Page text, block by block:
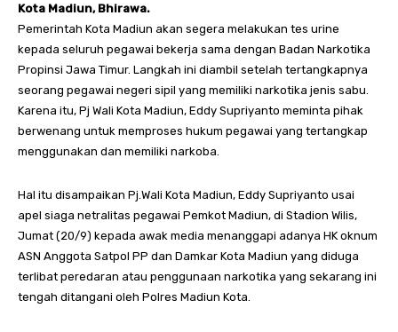
Kota Madiun, Bhirawa.
Pemerintah Kota Madiun akan segera melakukan tes urine
kepada seluruh pegawai bekerja sama dengan Badan Narkotika
Propinsi Jawa Timur. Langkah ini diambil setelah tertangkapnya
seorang pegawai negeri sipil yang memiliki narkotika jenis sabu.
Karena itu, Pj Wali Kota Madiun, Eddy Supriyanto meminta pihak
berwenang untuk memproses hukum pegawai yang tertangkap
menggunakan dan memiliki narkoba.
Hal itu disampaikan Pj.Wali Kota Madiun, Eddy Supriyanto usai
apel siaga netralitas pegawai Pemkot Madiun, di Stadion Wilis,
Jumat (20/9) kepada awak media menanggapi adanya HK oknum
ASN Anggota Satpol PP dan Damkar Kota Madiun yang diduga
terlibat peredaran atau penggunaan narkotika yang sekarang ini
tengah ditangani oleh Polres Madiun Kota.